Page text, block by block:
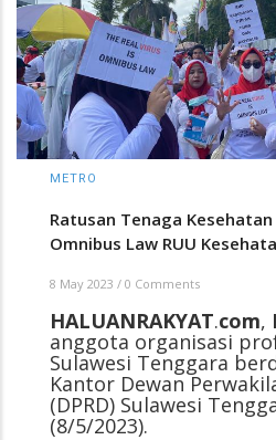
METRO
Ratusan Tenaga
Omnibus Law RUU
8 May 2023 / 0 Comments
HALUANRAKYAT.com,
anggota organisasi
Sulawesi Tenggara
Kantor Dewan
(DPRD) Sulawesi
(8/5/2023).